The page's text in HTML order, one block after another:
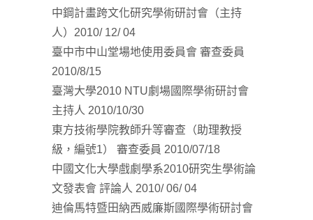
中鋼計畫跨文化研究學術研討會（主持
人）2010/ 12/ 04
臺中市中山堂場地使用委員會 審查委員
2010/8/15
臺灣大學2010 NTU劇場國際學術研討會
主持人 2010/10/30
東方技術學院教師升等審查（助理教授
級，編號1） 審查委員 2010/07/18
中國文化大學戲劇學系2010研究生學術論
文發表會 評論人 2010/ 06/ 04
迪倫馬特暨田納西威廉斯國際學術研討會